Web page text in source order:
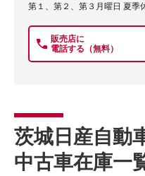
第１、第２、第３月曜日 夏
販売店に
電話する（無料）
茨城日産自動
中古車在庫一